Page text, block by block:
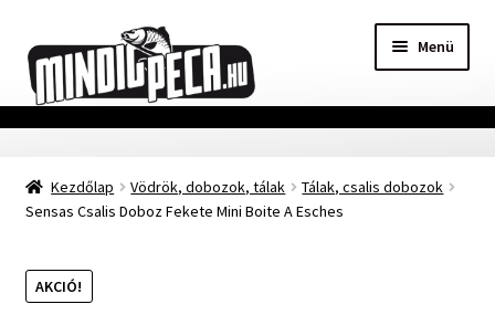
a
navigációhoz
a
tartalomba
Menü
Főoldal
Adatvédelmi nyilatkozat
Szállítási Információ
Kezdőlap Vödrök, dobozok, tálak
Tálak, csalis dobozok
Sensas Csalis Doboz Fekete Mini Boite A Esches
AKCIÓ!